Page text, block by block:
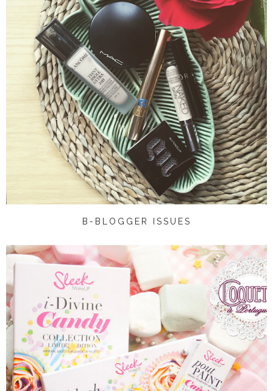
B-BLOGGER ISSUES